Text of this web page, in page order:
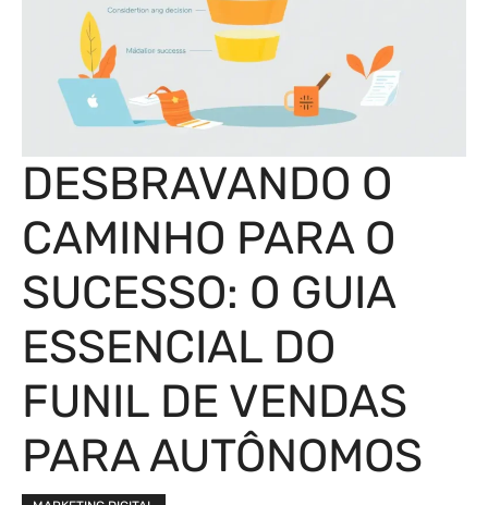
DESBRAVANDO O
CAMINHO PARA O
SUCESSO: O GUIA
ESSENCIAL DO
FUNIL DE VENDAS
PARA AUTÔNOMOS